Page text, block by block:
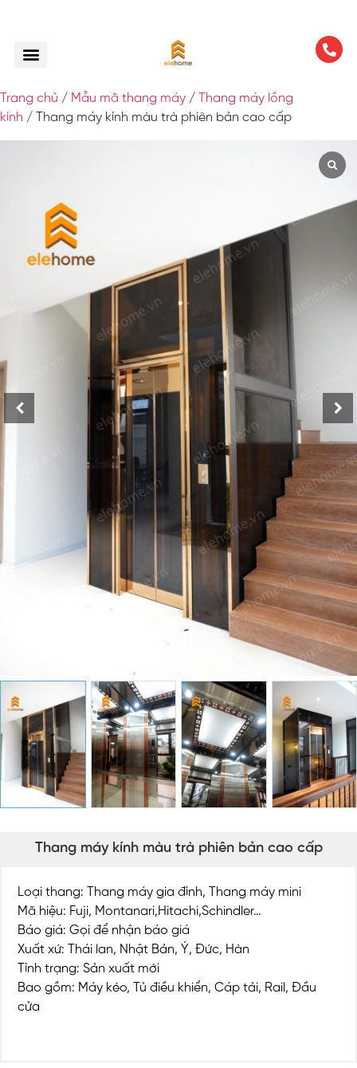
Trang chủ / Mẫu mã thang máy /
Thang máy lồng
kính / Thang máy kính màu trà phiên bản cao cấp
Thang máy kính màu trà phiên bản cao cấp
Loại thang: Thang máy gia đình, Thang máy mini
Mã hiệu: Fuji, Montanari,Hitachi,Schindler…
Báo giá: Gọi để nhận báo giá
Xuất xứ: Thái lan, Nhật Bản, Ý, Đức, Hàn
Tình trạng: Sản xuất mới
Bao gồm: Máy kéo, Tủ điều khiển, Cáp tải, Rail, Đầu
cửa